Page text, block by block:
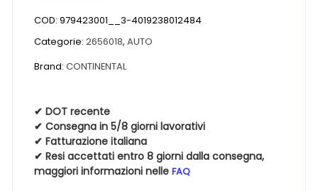
CROSSCONTACT
ATR
60
18
110T
quantità
COD:979423001__3-4019238012484
Categorie:2656018,AUTO
Brand:CONTINENTAL
✔ DOT recente
✔ Consegna in 5/8 giorni lavorativi
✔ Fatturazione italiana
✔ Resi accettati entro 8 giorni dalla consegna,
maggiori informazioni nelleFAQ